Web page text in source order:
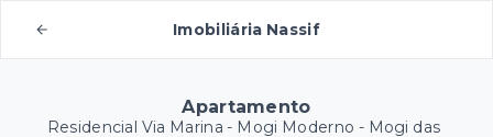
Imobiliária Nassif
Apartamento
Residencial Via Marina - Mogi Moderno - Mogi das